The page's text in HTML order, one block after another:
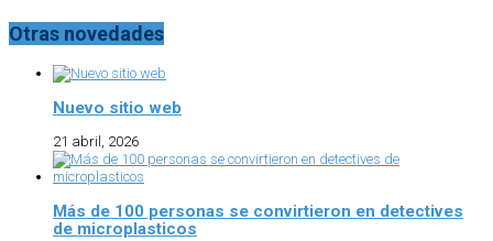
Otras novedades
Nuevo sitio web
21 abril, 2026
Más de 100 personas se convirtieron en detectives
de microplasticos